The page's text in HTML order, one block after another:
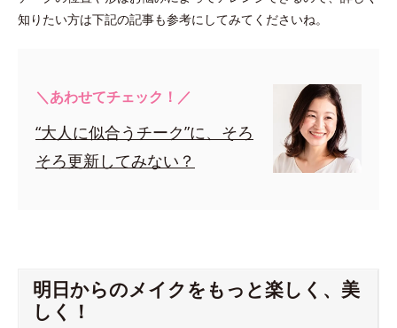
知りたい方は下記の記事も参考にしてみてくださいね。
＼あわせてチェック！／
“大人に似合うチーク”に、そろ
そろ更新してみない？
明日からのメイクをもっと楽しく、美
しく！